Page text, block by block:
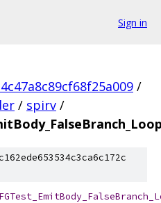
Sign in
/
/ spirv /